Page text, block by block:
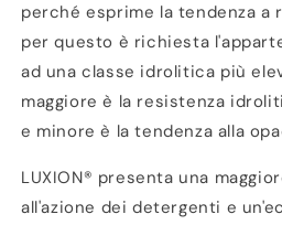
perché esprime la tendenza a
per questo è richiesta
ad una classe idrolitica più
maggiore è la resistenza
e minore è la tendenza alla
LUXION® presenta una
all'azione dei detergenti e